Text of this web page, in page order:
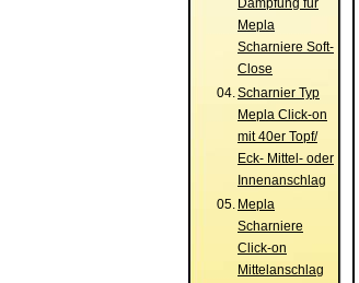
Dämpfung für
Mepla
Scharniere Soft-
Close
04.Scharnier Typ
Mepla Click-on
mit 40er Topf/
Eck- Mittel- oder
Innenanschlag
05. Mepla
Scharniere
Click-on
Mittelanschlag